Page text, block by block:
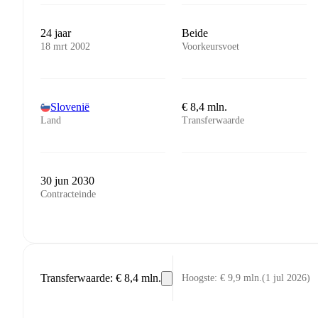
24 jaar
18 mrt 2002
Beide
Voorkeursvoet
Slovenië
Land
€ 8,4 mln.
Transferwaarde
30 jun 2030
Contracteinde
Transferwaarde: € 8,4 mln. Hoogste: € 9,9 mln.(1 jul 2026)